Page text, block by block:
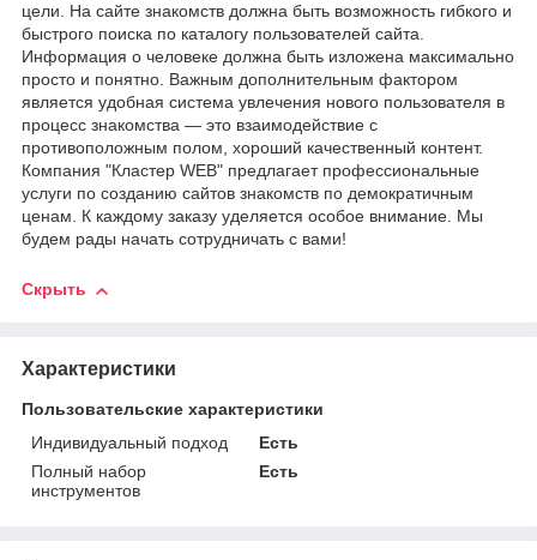
цели. На сайте знакомств должна быть возможность гибкого и
быстрого поиска по каталогу пользователей сайта.
Информация о человеке должна быть изложена максимально
просто и понятно. Важным дополнительным фактором
является удобная система увлечения нового пользователя в
процесс знакомства — это взаимодействие с
противоположным полом, хороший качественный контент.
Компания "Кластер WEB" предлагает профессиональные
услуги по созданию сайтов знакомств по демократичным
ценам. К каждому заказу уделяется особое внимание. Мы
будем рады начать сотрудничать с вами!
Скрыть
Характеристики
Пользовательские характеристики
Индивидуальный подход
Есть
Полный набор
инструментов
Есть